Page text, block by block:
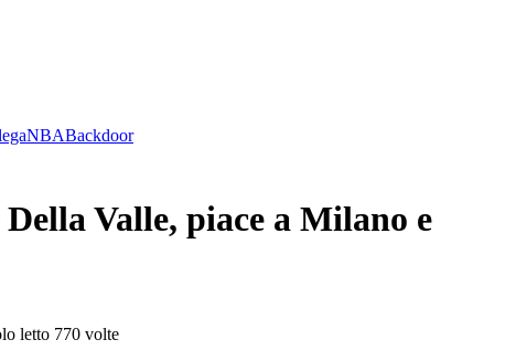
NBABackdoor
Valle, piace a Milano e
letto 770 volte